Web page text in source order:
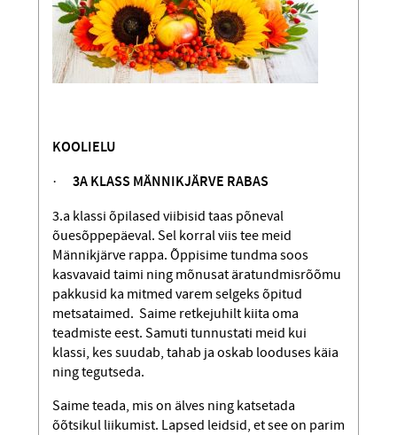
KOOLIELU
· 3A KLASS MÄNNIKJÄRVE RABAS
3.a klassi õpilased viibisid taas põneval
õuesõppepäeval. Sel korral viis tee meid
Männikjärve rappa. Õppisime tundma soos
kasvavaid taimi ning mõnusat ära­tundmisrõõmu
pakkusid ka mitmed varem selgeks õpitud
metsataimed. Saime retkejuhilt kiita oma
teadmiste eest. Samuti tunnustati meid kui
klassi, kes suudab, tahab ja oskab looduses käia
ning tegutseda.
Saime teada, mis on älves ning katsetada
õõtsikul liikumist. Lapsed leidsid, et see on parim